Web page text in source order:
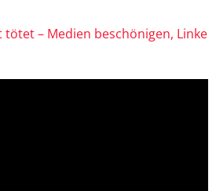
tötet – Medien beschönigen, Linke